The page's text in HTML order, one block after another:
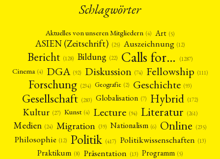
Schlagwörter
Aktuelles von unseren Mitgliedern (4) Art (5)
ASIEN (Zeitschrift) (25) Auszeichnung (12)
Bericht (128) Bildung (22) Calls for… (1287)
Cinema (4) DGA (92) Diskussion (74) Fellowship (111)
Forschung (234) Geografie (2) Geschichte (93)
Gesellschaft (283) Globalisation (7) Hybrid (172)
Kultur (27) Kunst (4) Lecture (94) Literatur (261)
Medien (24) Migration (39) Nationalism (6) Online (235)
Philosophie (12) Politik (417) Politikwissenschaften (13)
Praktikum (8) Präsentation (13) Programm (5)